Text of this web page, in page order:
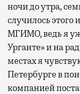
ночи до утра,
случилось этого
МГИМО, ведь я
Урганте» и на
местах я
Петербурге в
компанией